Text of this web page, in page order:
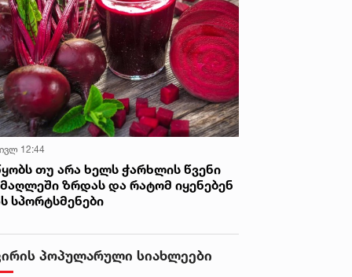
12:44
თუ არა ხელს ჭარხლის წვენი
ზრდას და რატომ იყენებენ
სპორტსმენები
პოპულარული სიახლეები